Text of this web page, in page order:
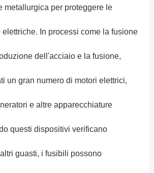
metallurgica per proteggere le
In processi come la fusione
dell'acciaio e la fusione,
un gran numero di motori elettrici,
e altre apparecchiature
questi dispositivi verificano
guasti, i fusibili possono